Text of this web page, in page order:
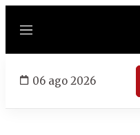
Menú
06 ago 2026